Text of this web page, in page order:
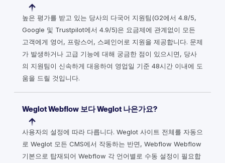
높은 평가를 받고 있는 당사의 다국어 지원팀(G2에서 4.8/5,
Google 및 Trustpilot에서 4.9/5)은 요금제에 관계없이 모든
고객에게 영어, 프랑스어, 스페인어로 지원을 제공합니다. 문제
가 발생하거나 고급 기능에 대해 궁금한 점이 있으시면, 당사
의 지원팀이 신속하게 대응하여 영업일 기준 48시간 이내에 도
움을 드릴 것입니다.
Weglot Webflow 보다 Weglot 나은가요?
사용자의 설정에 따라 다릅니다. Weglot 사이트 전체를 자동으
로 Weglot 모든 CMS에서 작동하는 반면, Webflow Webflow
기본으로 탑재되어 Webflow 각 언어별로 수동 설정이 필요합